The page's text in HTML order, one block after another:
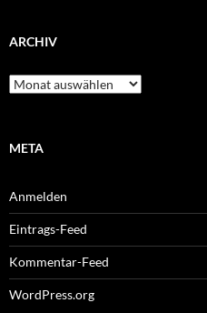
ARCHIV
Archiv
META
Anmelden
Eintrags-Feed
Kommentar-Feed
WordPress.org